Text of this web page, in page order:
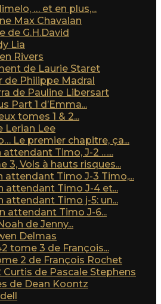
… et en plus,...
Max Chavalan
de G.H.David
Lia
Rivers
de Laurie Staret
de Philippe Madral
de Pauline Libersart
Part 1 d’Emma...
tomes 1 & 2...
Lerian Lee
Le premier chapitre, ça...
Timo, J-2 …...
Vols à hauts risques...
attendant Timo J-3 Timo,...
attendant Timo J-4 et...
attendant Timo j-5: un...
attendant Timo J-6...
de Jenny...
Delmas
tome 3 de François...
2 de François Rochet
Curtis de Pascale Stephens
de Dean Koontz